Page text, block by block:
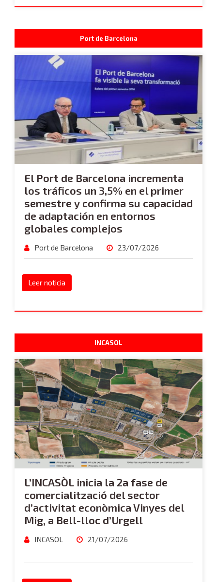
Port de Barcelona
El Port de Barcelona incrementa
los tráficos un 3,5% en el primer
semestre y confirma su capacidad
de adaptación en entornos
globales complejos
Port de Barcelona 23/07/2026
Leer noticia
INCASOL
L’INCASÒL inicia la 2a fase de
comercialització del sector
d’activitat econòmica Vinyes del
Mig, a Bell-lloc d’Urgell
INCASOL 21/07/2026